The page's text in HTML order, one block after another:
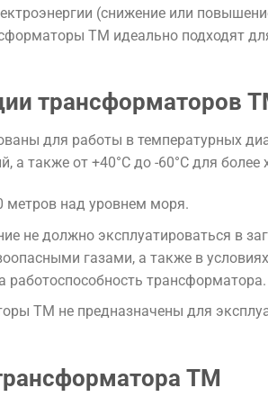
(снижение или
ТМ идеально подходят
трансформаторов
для работы в температурных
а также от +40°C до -60°C для более
метров над уровнем моря.
не должно эксплуатироваться в
газами, а также в
работоспособность трансформатора.
ТМ не предназначены для
ТМ